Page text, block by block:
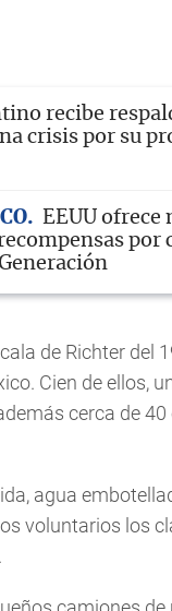
recibe
crisis por su
EEUU ofrece
por
de Richter del
Cien de ellos,
cerca de
agua
voluntarios los